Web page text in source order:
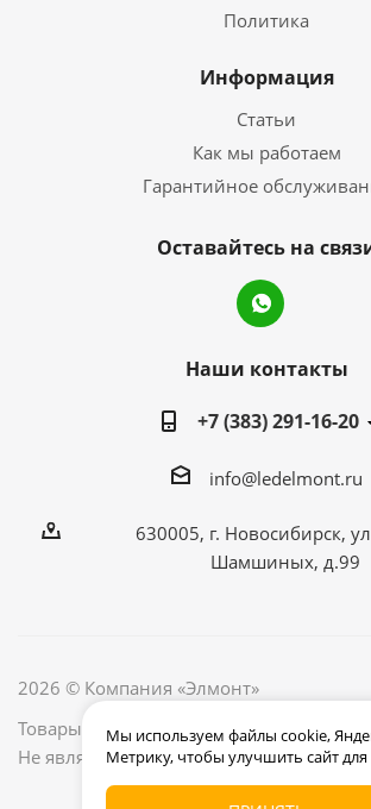
Политика
Информация
Статьи
Как мы работаем
Гарантийное
Оставайтесь на
Наши контакты
+7 (383) 291-16-20
info@ledelmont.ru
630005, г. Новосибирск,
Шамшиных, д.99
2026 © Компания «Элмонт»
Товары, их наличие и цены уточняйте
Не является публичной офертой.
Мы используем файлы cookie,
Метрику, чтобы улучшить сайт для